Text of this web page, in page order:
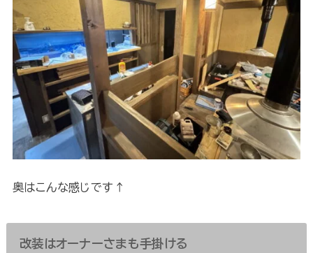
奥はこんな感じです↑
改装はオーナーさまも手掛ける